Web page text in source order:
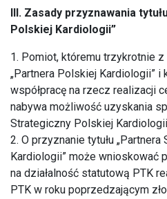
III. Zasady przyznawania
Polskiej Kardiologii”
1. Pomiot, któremu trzykrotnie z
„Partnera Polskiej Kardiologii” i
współpracę na rzecz realizacji
nabywa możliwość uzyskania
Strategiczny Polskiej
2. O przyznanie tytułu
Kardiologii” może wnioskować
na działalność statutową PTK
PTK w roku poprzedzającym